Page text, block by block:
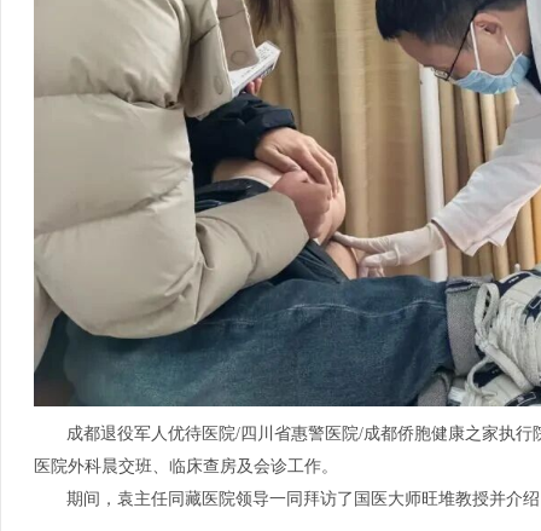
成都退役军人优待医院/四川省惠警医院/成都侨胞健康之家执
医院外科晨交班、临床查房及会诊工作。
期间，袁主任同藏医院领导一同拜访了国医大师旺堆教授并介